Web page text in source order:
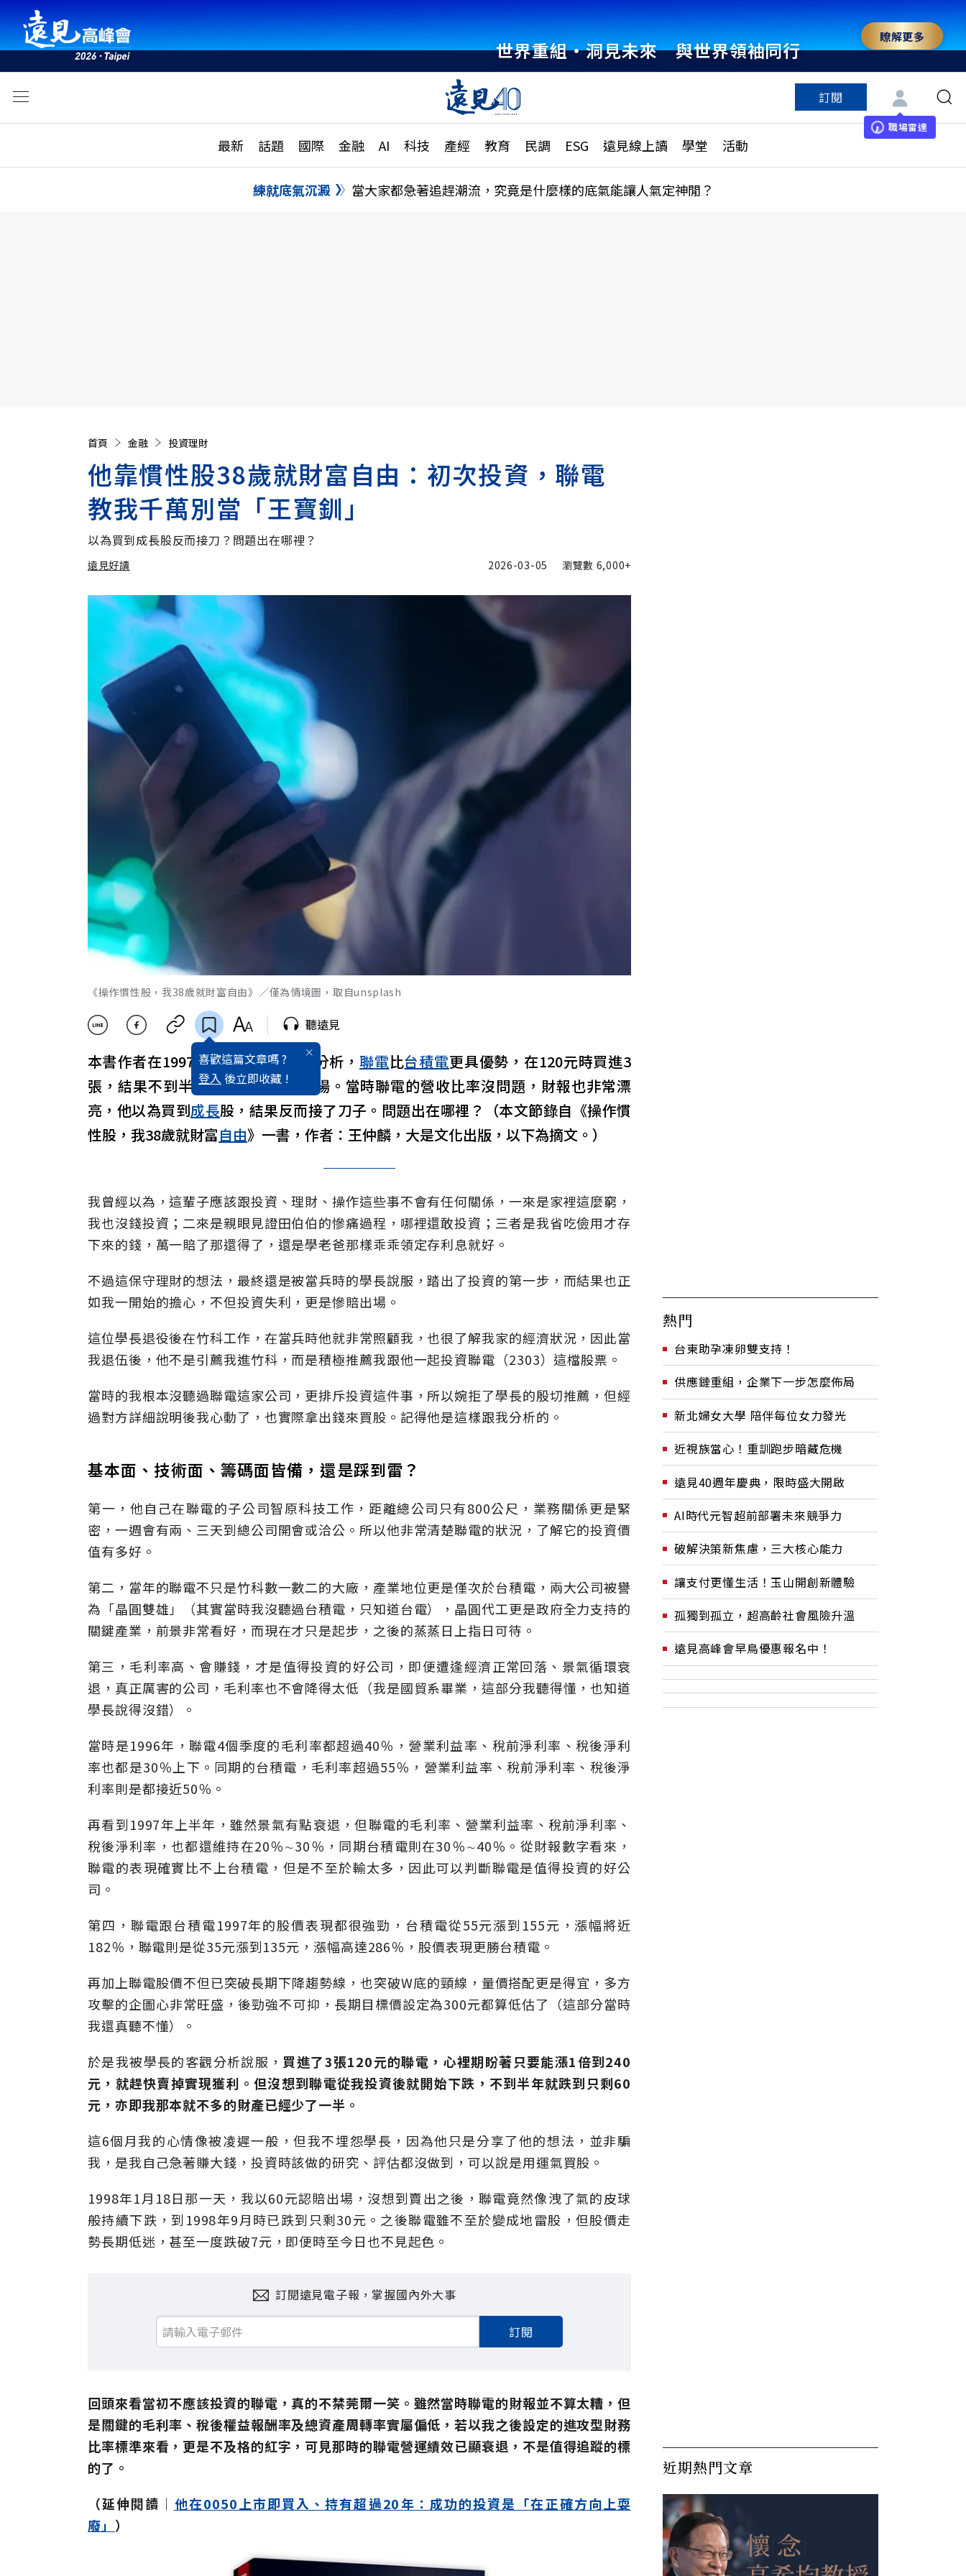
世界重組・洞見未來 與世界領袖同行
瞭解更多
訂閱
職場雷達
最新 話題 國際 金融 AI 科技 產經 教育 民調 ESG 遠見線上讀 學堂 活動
活動
話題
國際
特輯
大學升學、職涯攻略
縣市施政調查全解析
民調
更多訂閱方案
特色頻道
練就底氣沉澱 當大家都急著追趕潮流，究竟是什麼樣的底氣能讓人氣定神閒？
首頁 金融 投資理財
他靠慣性股38歲就財富自由：初次投資，聯電
教我千萬別當「王寶釧」
以為買到成長股反而接刀？問題出在哪裡？
遠見好讀
遠見好讀 加入追蹤
2026-03-05 瀏覽數 6,000+
《操作慣性股，我38歲就財富自由》／僅為情境圖，取自unsplash
喜歡這篇文章嗎 ?
登入 後立即收藏 !
聽遠見
本書作者在1997年退伍後，聽學長分析， 聯電比台積電更具優勢，在120元時買進3
張，結果不到半年便以60元認賠出場。當時聯電的營收比率沒問題，財報也非常漂
亮，他以為買到成長股，結果反而接了刀子。問題出在哪裡？（本文節錄自《操作慣
性股，我38歲就財富自由》一書，作者：王仲麟，大是文化出版，以下為摘文。）
我曾經以為，這輩子應該跟投資、理財、操作這些事不會有任何關係，一來是家裡這麼窮，
我也沒錢投資；二來是親眼見證田伯伯的慘痛過程，哪裡還敢投資；三者是我省吃儉用才存
下來的錢，萬一賠了那還得了，還是學老爸那樣乖乖領定存利息就好。
不過這保守理財的想法，最終還是被當兵時的學長說服，踏出了投資的第一步，而結果也正
如我一開始的擔心，不但投資失利，更是慘賠出場。
這位學長退役後在竹科工作，在當兵時他就非常照顧我，也很了解我家的經濟狀況，因此當
我退伍後，他不是引薦我進竹科，而是積極推薦我跟他一起投資聯電（2303）這檔股票。
當時的我根本沒聽過聯電這家公司，更排斥投資這件事，所以婉拒了學長的殷切推薦，但經
過對方詳細說明後我心動了，也實際拿出錢來買股。記得他是這樣跟我分析的。
基本面、技術面、籌碼面皆備，還是踩到雷？
第一，他自己在聯電的子公司智原科技工作，距離總公司只有800公尺，業務關係更是緊
密，一週會有兩、三天到總公司開會或洽公。所以他非常清楚聯電的狀況，了解它的投資價
值有多好。
第二，當年的聯電不只是竹科數一數二的大廠，產業地位更是僅次於台積電，兩大公司被譽
為「晶圓雙雄」（其實當時我沒聽過台積電，只知道台電），晶圓代工更是政府全力支持的
關鍵產業，前景非常看好，而現在才只是起步，之後的蒸蒸日上指日可待。
第三，毛利率高、會賺錢，才是值得投資的好公司，即便遭逢經濟正常回落、景氣循環衰
退，真正厲害的公司，毛利率也不會降得太低（我是國貿系畢業，這部分我聽得懂，也知道
學長說得沒錯）。
當時是1996年，聯電4個季度的毛利率都超過40％，營業利益率、稅前淨利率、稅後淨利
率也都是30％上下。同期的台積電，毛利率超過55％，營業利益率、稅前淨利率、稅後淨
利率則是都接近50％。
再看到1997年上半年，雖然景氣有點衰退，但聯電的毛利率、營業利益率、稅前淨利率、
稅後淨利率，也都還維持在20％∼30％，同期台積電則在30％∼40％。從財報數字看來，
聯電的表現確實比不上台積電，但是不至於輸太多，因此可以判斷聯電是值得投資的好公
司。
第四，聯電跟台積電1997年的股價表現都很強勁，台積電從55元漲到155元，漲幅將近
182％，聯電則是從35元漲到135元，漲幅高達286％，股價表現更勝台積電。
再加上聯電股價不但已突破長期下降趨勢線，也突破W底的頸線，量價搭配更是得宜，多方
攻擊的企圖心非常旺盛，後勁強不可抑，長期目標價設定為300元都算低估了（這部分當時
我還真聽不懂）。
於是我被學長的客觀分析說服， 買進了3張120元的聯電，心裡期盼著只要能漲1倍到240
元，就趕快賣掉實現獲利。但沒想到聯電從我投資後就開始下跌，不到半年就跌到只剩60
元，亦即我那本就不多的財產已經少了一半。
這6個月我的心情像被凌遲一般，但我不埋怨學長，因為他只是分享了他的想法，並非騙
我，是我自己急著賺大錢，投資時該做的研究、評估都沒做到，可以說是用運氣買股。
1998年1月18日那一天，我以60元認賠出場，沒想到賣出之後，聯電竟然像洩了氣的皮球
般持續下跌，到1998年9月時已跌到只剩30元。之後聯電雖不至於變成地雷股，但股價走
勢長期低迷，甚至一度跌破7元，即便時至今日也不見起色。
訂閱遠見電子報，掌握國內外大事
訂閱
回頭來看當初不應該投資的聯電，真的不禁莞爾一笑。雖然當時聯電的財報並不算太糟，但
是關鍵的毛利率、稅後權益報酬率及總資產周轉率實屬偏低，若以我之後設定的進攻型財務
比率標準來看，更是不及格的紅字，可見那時的聯電營運績效已顯衰退，不是值得追蹤的標
的了。
（延伸閱讀│ 他在0050上市即買入、持有超過20年：成功的投資是「在正確方向上耍
廢」 ）
熱門
台東助孕凍卵雙支持！
供應鏈重組，企業下一步怎麼佈局
新北婦女大學 陪伴每位女力發光
近視族當心！重訓跑步暗藏危機
遠見40週年慶典，限時盛大開啟
AI時代元智超前部署未來競爭力
破解決策新焦慮，三大核心能力
讓支付更懂生活！玉山開創新體驗
孤獨到孤立，超高齡社會風險升溫
遠見高峰會早鳥優惠報名中！
近期熱門文章